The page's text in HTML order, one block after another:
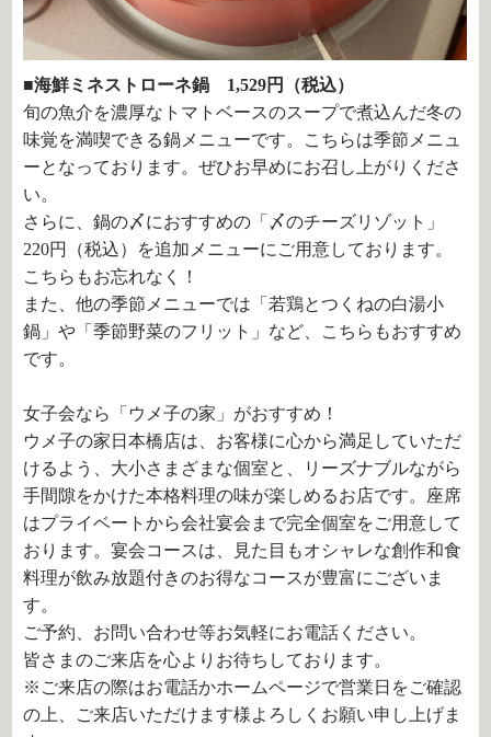
■海鮮ミネストローネ鍋 1,529円（税込）
旬の魚介を濃厚なトマトベースのスープで煮込んだ冬の
味覚を満喫できる鍋メニューです。こちらは季節メニュ
ーとなっております。ぜひお早めにお召し上がりくださ
い。
さらに、鍋の〆におすすめの「〆のチーズリゾット」
220円（税込）を追加メニューにご用意しております。
こちらもお忘れなく！
また、他の季節メニューでは「若鶏とつくねの白湯小
鍋」や「季節野菜のフリット」など、こちらもおすすめ
です。
女子会なら「ウメ子の家」がおすすめ！
ウメ子の家日本橋店は、お客様に心から満足していただ
けるよう、大小さまざまな個室と、リーズナブルながら
手間隙をかけた本格料理の味が楽しめるお店です。座席
はプライベートから会社宴会まで完全個室をご用意して
おります。宴会コースは、見た目もオシャレな創作和食
料理が飲み放題付きのお得なコースが豊富にございま
す。
ご予約、お問い合わせ等お気軽にお電話ください。
皆さまのご来店を心よりお待ちしております。
※ご来店の際はお電話かホームページで営業日をご確認
の上、ご来店いただけます様よろしくお願い申し上げま